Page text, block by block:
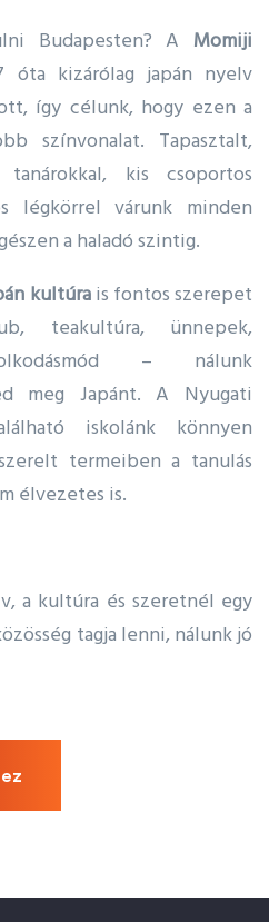
Budapesten? A Momiji
óta kizárólag japán nyelv
így célunk, hogy ezen a
színvonalat. Tapasztalt,
kis csoportos
légkörrel várunk minden
a haladó szintig.
kultúrais fontos szerepet
teakultúra, ünnepek,
– nálunk
meg Japánt. A Nyugati
iskolánk könnyen
termeiben a tanulás
élvezetes is.
a kultúra és szeretnél egy
tagja lenni, nálunk jó